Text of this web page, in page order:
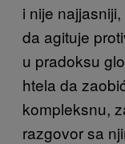
i nije
da agituje
u pradoksu
htela da
kompleksnu,
razgovor sa